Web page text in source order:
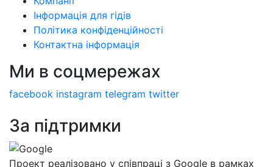
Інформація для гідів
Політика конфіденційності
Контактна інформація
Ми в соцмережах
facebook instagram telegram twitter
За підтримки
Проект реалізовано у співпраці з Google в рамках